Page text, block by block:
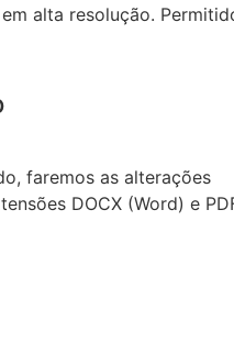
alta resolução.
faremos as alterações
DOCX (Word) e